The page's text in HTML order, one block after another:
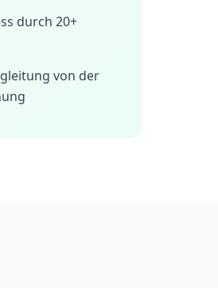
durch 20+
von der